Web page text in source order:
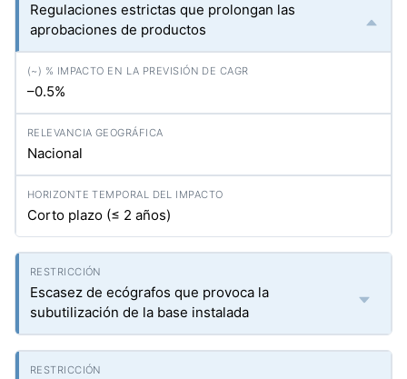
Regulaciones estrictas que prolongan las
aprobaciones de productos
–0.5%
Nacional
Corto plazo (≤ 2 años)
Escasez de ecógrafos que provoca la
subutilización de la base instalada